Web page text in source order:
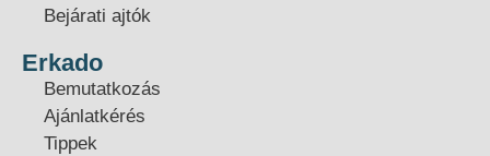
Bejárati ajtók
Erkado
Bemutatkozás
Ajánlatkérés
Tippek